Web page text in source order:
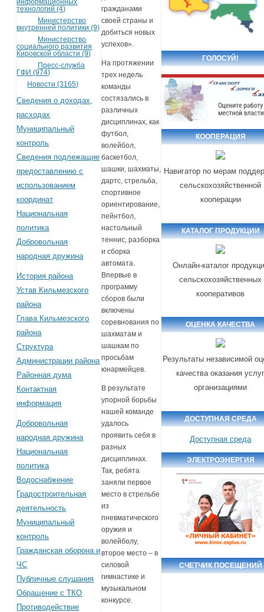
технологий (4)
Министерство
внутренней политики (9)
Министерство
социального развития
Кировской области (9)
Пресс-служба
ГФИ (974)
Новости (3165)
Сведения о доходах,
расходах
Муниципальный
контроль
Сведения подлежащие
предоставлению с
использованием
координат
Национальная
политика
Добровольная
народная дружина
История района
Устав Кильмезского
района
Глава Кильмезского
района
Структура
Администрации района
Районная дума
Контактная
информация
Добровольная
народная дружина
Национальная
политика
Водоснабжение
Градостроительная
деятельность
Муниципальный
контроль
Гражданская оборона и
ЧС
Публичные слушания
Обращение с ТКО
Противодействие
гражданами
своей страны и
добиться новых
успехов».
На протяжении
трех недель
команды
состязались в
различных
дисциплинах, как
футбол,
волейбол,
баскетбол,
шашки, шахматы,
дартс, стрельба,
спортивное
ориентирование,
пейнтбол,
настольный
теннис, разборка
и сборка
автомата.
Впервые в
программу
сборов были
включены
соревнования по
шахматам и
шашкам по
просьбам
юнармейцев.
В результате
упорной борьбы
нашей команде
удалось
проявить себя в
разных
дисциплинах.
Так, ребята
заняли первое
место в стрельбе
из
пневматического
оружия и
волейболу,
второе место – в
силовой
гимнастике и
музыкальном
конкурсе.
ГОЛОСУЙ!
КООПЕРАЦИЯ
Навигатор по мерам
сельскохозяйственной
кооперации
КАТАЛОГ ПРОДУКЦИИ
Онлайн-каталог
сельскохозяйственных
кооперативов
ОЦЕНКА КАЧЕСТВА
Результаты независимой
качества оказания
организациями
ДОСТУПНАЯ СРЕДА
Доступная среда
ЭЛЕКТРОЭНЕРГИЯ
СЧЕТЧИК ПОСЕЩЕНИЙ